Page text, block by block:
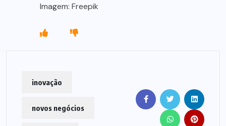
Imagem: Freepik
inovação
novos negócios